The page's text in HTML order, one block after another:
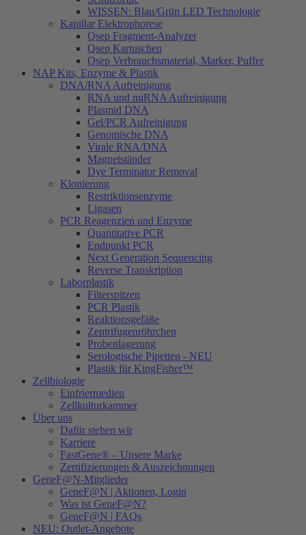
WISSEN: Blau/Grün LED Technologie
Kapillar Elektrophorese
Qsep Fragment-Analyzer
Qsep Kartuschen
Qsep Verbrauchsmaterial, Marker, Puffer
NAP Kits, Enzyme & Plastik
DNA/RNA Aufreinigung
RNA und miRNA Aufreinigung
Plasmid DNA
Gel/PCR Aufreinigung
Genomische DNA
Virale RNA/DNA
Magnetständer
Dye Terminator Removal
Klonierung
Restriktionsenzyme
Ligasen
PCR Reagenzien und Enzyme
Quantitative PCR
Endpunkt PCR
Next Generation Sequencing
Reverse Transkription
Laborplastik
Filterspitzen
PCR Plastik
Reaktionsgefäße
Zentrifugenröhrchen
Probenlagerung
Serologische Pipetten - NEU
Plastik für KingFisher™
Zellbiologie
Einfriermedien
Zellkulturkammer
Über uns
Dafür stehen wir
Karriere
FastGene® – Unsere Marke
Zertifizierungen & Auszeichnungen
GeneF@N-Mitglieder
GeneF@N | Aktionen, Login
Was ist GeneF@N?
GeneF@N | FAQs
NEU: Outlet-Angebote